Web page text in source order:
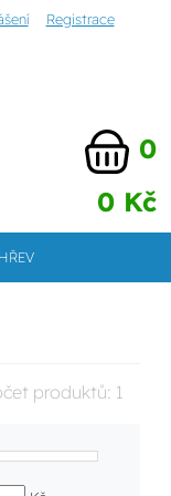
Registrace
0
0 Kč
produktů: 1